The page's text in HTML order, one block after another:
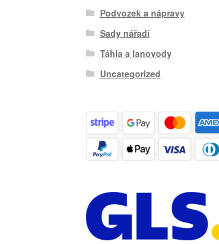
Podvozek a nápravy
Sady nářadí
Táhla a lanovody
Uncategorized